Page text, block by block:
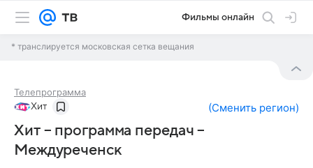
Фильмы онлайн
* транслируется московская сетка вещания
Телепрограмма
Хит (Сменить регион)
Хит – программа передач –
Междуреченск